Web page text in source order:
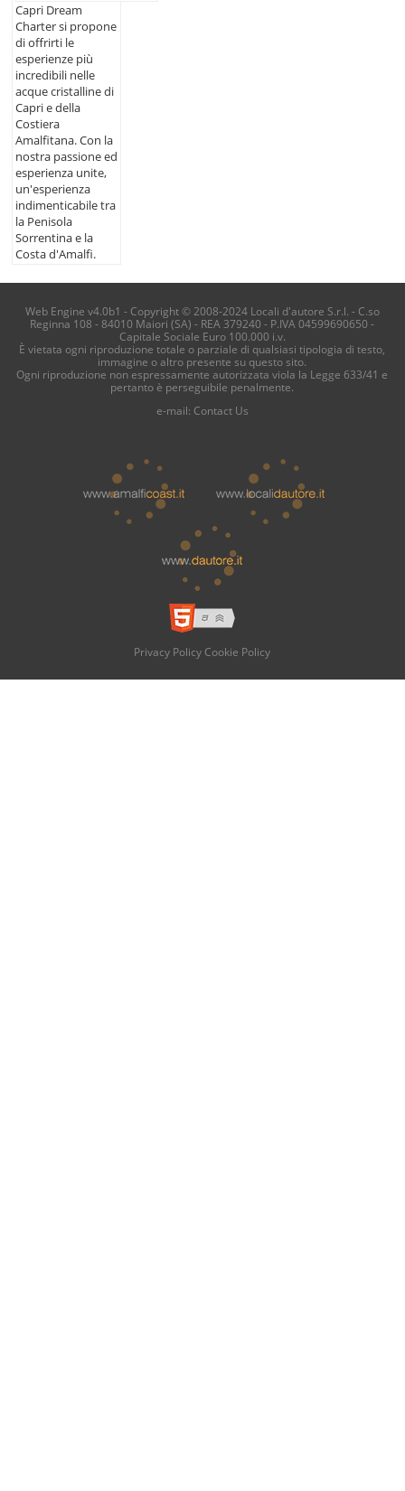
Capri Dream
Charter si propone
di offrirti le
esperienze più
incredibili nelle
acque cristalline di
Capri e della
Costiera
Amalfitana. Con la
nostra passione ed
esperienza unite,
un'esperienza
indimenticabile tra
la Penisola
Sorrentina e la
Costa d'Amalfi.
Web Engine v4.0b1 - Copyright © 2008-2024 Locali d'autore S.r.l. - C.so
Reginna 108 - 84010 Maiori (SA) - REA 379240 - P.IVA 04599690650 -
Capitale Sociale Euro 100.000 i.v.
È vietata ogni riproduzione totale o parziale di qualsiasi tipologia di testo,
immagine o altro presente su questo sito.
Ogni riproduzione non espressamente autorizzata viola la Legge 633/41 e
pertanto è perseguibile penalmente.
e-mail: Contact Us
Privacy Policy Cookie Policy